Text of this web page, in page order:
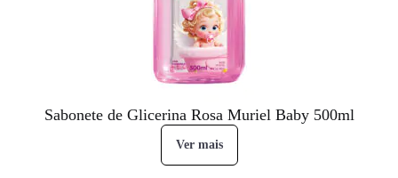
Sabonete de Glicerina Rosa Muriel Baby 500ml
Ver mais